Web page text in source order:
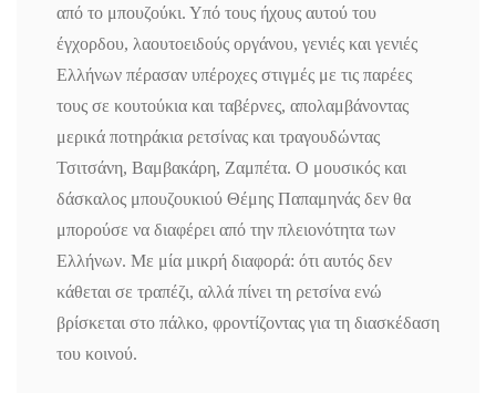
από το μπουζούκι. Υπό τους ήχους αυτού του
έγχορδου, λαουτοειδούς οργάνου, γενιές και γενιές
Ελλήνων πέρασαν υπέροχες στιγμές με τις παρέες
τους σε κουτούκια και ταβέρνες, απολαμβάνοντας
μερικά ποτηράκια ρετσίνας και τραγουδώντας
Τσιτσάνη, Βαμβακάρη, Ζαμπέτα. Ο μουσικός και
δάσκαλος μπουζουκιού Θέμης Παπαμηνάς δεν θα
μπορούσε να διαφέρει από την πλειονότητα των
Ελλήνων. Με μία μικρή διαφορά: ότι αυτός δεν
κάθεται σε τραπέζι, αλλά πίνει τη ρετσίνα ενώ
βρίσκεται στο πάλκο, φροντίζοντας για τη διασκέδαση
του κοινού.